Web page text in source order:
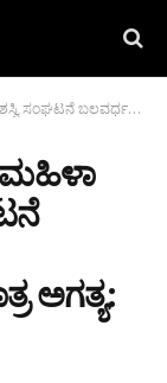
ಸಕ್ರಿಯ ಪಾತ್ರ ಅಗತ್ಯ: ಜಾಕೆ ಮಾಧವ ಗೌಡ
ಮಹಿಳಾ
ಅಗತ್ಯ: